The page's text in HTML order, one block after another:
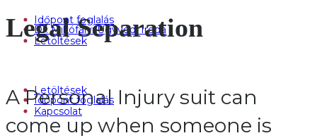
Letöltések
Kapcsolat
Időpont foglalás
Letöltések
Dr. Mikófalvi Ügyvédi Iroda
Időpont foglalás
Legal Separation
A Personal Injury suit can
come up when someone is